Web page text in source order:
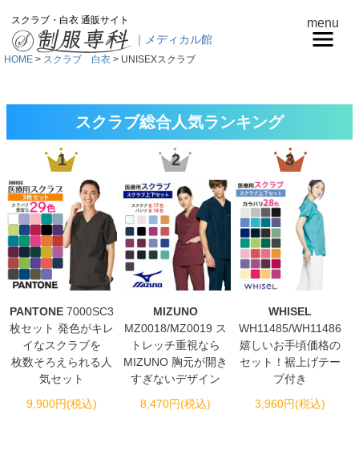
スクラブ・白衣 通販サイト
｜メディカル館
menu
HOME スクラブ 白衣 UNISEXスクラブ
スクラブ総合人気ランキング
1
PANTONE 7000SC3
枚セット 発色がキレ
イなスクラブを
枚数そろえられる人
気セット
9,900円(税込)
2
MIZUNO
MZ0018/MZ0019 ス
トレッチ重視なら
MIZUNO 胸元が開き
すぎないデザイン
8,470円(税込)
3
WHISEL
WH11485/WH11486
嬉しいお手頃価格の
セット！裾上げテー
プ付き
3,960円(税込)